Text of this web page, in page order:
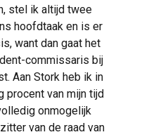
stel ik altijd twee
hoofdtaak en is er
want dan gaat het
commissaris bij
Aan Stork heb ik in
procent van mijn tijd
onmogelijk
van de raad van